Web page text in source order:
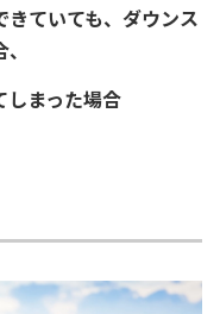
きていても、ダウンス
しまった場合